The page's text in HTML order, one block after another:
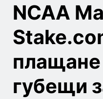
NCAA
плащане
губещи